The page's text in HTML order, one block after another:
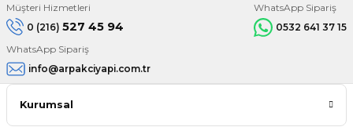
Müşteri Hizmetleri
0 (216) 527 45 94
WhatsApp Sipariş
0532 641 37 15
WhatsApp Sipariş
info@arpakciyapi.com.tr
Kurumsal